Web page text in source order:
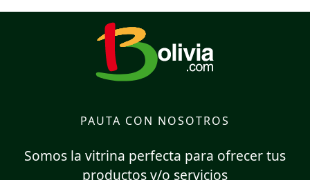
PAUTA CON NOSOTROS
Somos la vitrina perfecta para ofrecer tus
productos y/o servicios